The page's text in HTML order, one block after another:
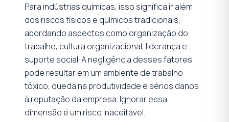
Para indústrias químicas, isso significa ir além
dos riscos físicos e químicos tradicionais,
abordando aspectos como organização do
trabalho, cultura organizacional, liderança e
suporte social. A negligência desses fatores
pode resultar em um ambiente de trabalho
tóxico, queda na produtividade e sérios danos
à reputação da empresa. Ignorar essa
dimensão é um risco inaceitável.